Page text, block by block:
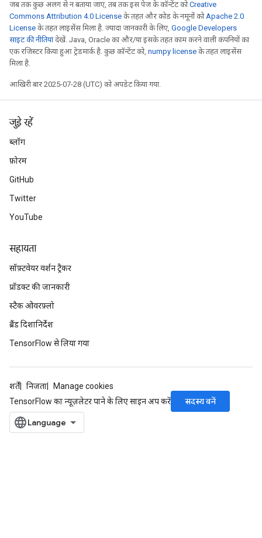
जब तक कुछ अलग से न बताया जाए, तब तक इस पेज के कॉन्टेंट कोCreative
Commons Attribution 4.0 License के तहत और कोड के नमूनों कोApache 2.0
License के तहत लाइसेंस मिला है. ज़्यादा जानकारी के लिए, Google Developers
साइट की नीतियांदेखें. Java, Oracle का और/या इसके तहत काम करने वाली कंपनियों का
एक रजिस्टर किया हुआ ट्रेडमार्क है. कुछ कॉन्टेंट को, numpy license के तहत लाइसेंस
मिला है.
आखिरी बार 2025-07-28 (UTC) को अपडेट किया गया.
जुड़े रहें
ब्लॉग
फ़ोरम
GitHub
Twitter
YouTube
सहायता
सॉफ़्टवेयर वर्शन ट्रैकर
प्रॉडक्ट की जानकारी
स्टैक ओवरफ़्लो
ब्रैंड दिशानिर्देश
TensorFlow से लिया गया
शर्तें निजता
Manage cookies
TensorFlow का न्यूज़लेटर पाने के लिए साइन अप करें
सदस्य बनें